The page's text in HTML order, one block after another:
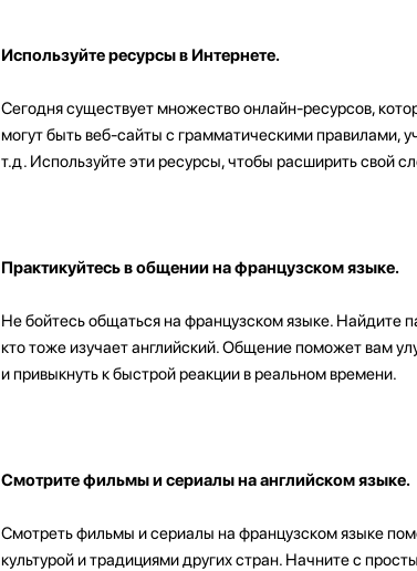
Используйте ресурсы в Интернете.
Сегодня существует множество онлайн-ресурсов,
могут быть веб-сайты с грамматическими правилами,
т.д. Используйте эти ресурсы, чтобы расширить свой
Практикуйтесь в общении на французском языке.
Не бойтесь общаться на французском языке. Найдите
кто тоже изучает английский. Общение поможет вам
и привыкнуть к быстрой реакции в реальном времени.
Смотрите фильмы и сериалы на английском языке.
Смотреть фильмы и сериалы на французском языке
культурой и традициями других стран. Начните с